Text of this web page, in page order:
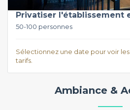
Privatiser l'établissement
50-100 personnes
Sélectionnez une date pour voir
tarifs.
Ambiance &